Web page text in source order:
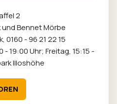
2
Bennet Mörbe
0160 - 96 21 22 15
- 19:00 Uhr; Freitag, 15:15 -
Illoshöhe